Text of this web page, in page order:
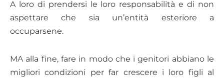
A loro di prendersi le loro responsabilità e di non
aspettare che sia un’entità esteriore a
occuparsene.
MA alla fine, fare in modo che i genitori abbiano le
migliori condizioni per far crescere i loro figli al